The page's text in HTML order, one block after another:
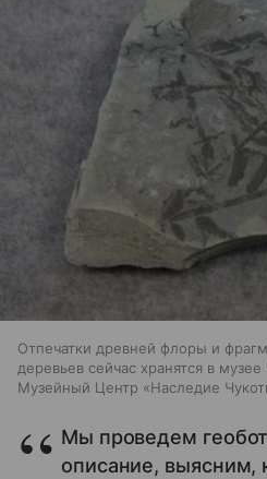
Отпечатки древней флоры и
деревьев сейчас хранятся в музее
Музейный Центр «Наследие
Мы проведем
описание, выясним,